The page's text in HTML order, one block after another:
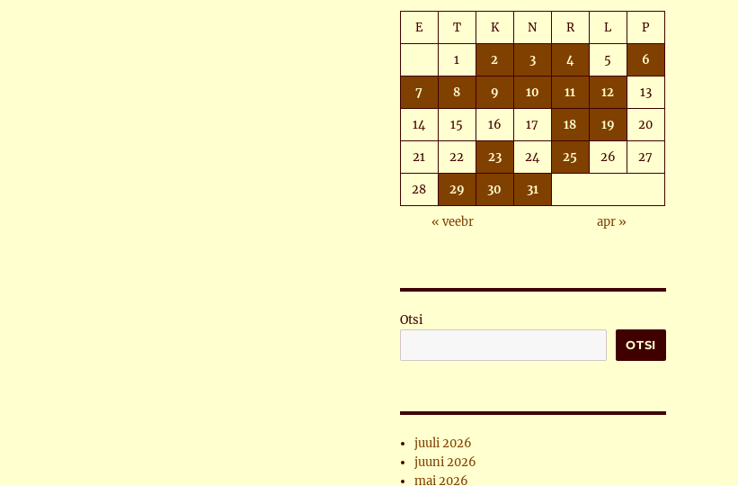
E T K N R L P
1 2 3 4 5 6
7 8 9 10 11 12 13
14 15 16 17 18 19 20
21 22 23 24 25 26 27
28 29 30 31
« veebr apr »
Otsi
OTSI
juuli 2026
juuni 2026
mai 2026